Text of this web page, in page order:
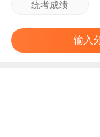
输入